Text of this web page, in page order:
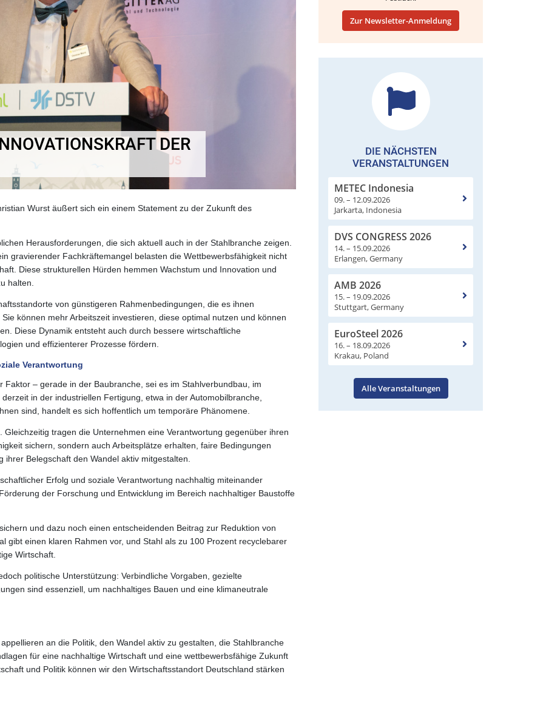
DER
Wurst äußert sich ein einem Statement zu der Zukunft des
Herausforderungen, die sich aktuell auch in der Stahlbranche zeigen.
gravierender Fachkräftemangel belasten die Wettbewerbsfähigkeit nicht
Diese strukturellen Hürden hemmen Wachstum und Innovation und
halten.
von günstigeren Rahmenbedingungen, die es ihnen
können mehr Arbeitszeit investieren, diese optimal nutzen und können
Diese Dynamik entsteht auch durch bessere wirtschaftliche
und effizienterer Prozesse fördern.
Verantwortung
– gerade in der Baubranche, sei es im Stahlverbundbau, im
in der industriellen Fertigung, etwa in der Automobilbranche,
sind, handelt es sich hoffentlich um temporäre Phänomene.
tragen die Unternehmen eine Verantwortung gegenüber ihren
sichern, sondern auch Arbeitsplätze erhalten, faire Bedingungen
Belegschaft den Wandel aktiv mitgestalten.
Erfolg und soziale Verantwortung nachhaltig miteinander
der Forschung und Entwicklung im Bereich nachhaltiger Baustoffe
und dazu noch einen entscheidenden Beitrag zur Reduktion von
gibt einen klaren Rahmen vor, und Stahl als zu 100 Prozent recyclebarer
Wirtschaft.
politische Unterstützung: Verbindliche Vorgaben, gezielte
sind essenziell, um nachhaltiges Bauen und eine klimaneutrale
an die Politik, den Wandel aktiv zu gestalten, die Stahlbranche
für eine nachhaltige Wirtschaft und eine wettbewerbsfähige Zukunft
und Politik können wir den Wirtschaftsstandort Deutschland stärken
Zur Newsletter-Anmeldung
DIE NÄCHSTEN
VERANSTALTUNGEN
METEC Indonesia
09. – 12.09.2026
Jarkarta, Indonesia
DVS CONGRESS 2026
14. – 15.09.2026
Erlangen, Germany
AMB 2026
15. – 19.09.2026
Stuttgart, Germany
EuroSteel 2026
16. – 18.09.2026
Krakau, Poland
Alle Veranstaltungen